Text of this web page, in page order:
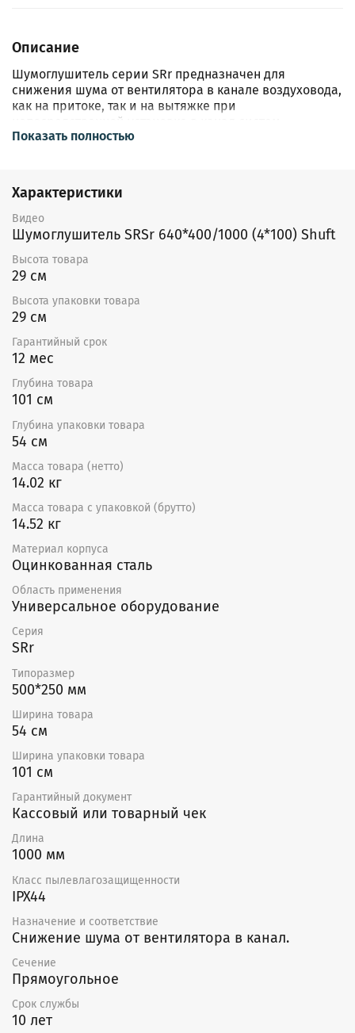
Описание
Шумоглушитель cерии SRr предназначен для
снижения шума от вентилятора в канале воздуховода,
как на притоке, так и на вытяжке при
непосредственной установке в канал систем
вентиляции и кондиционирования.
рабочая температура воздуха составляет
60°С, максимальная допустимая скорость 10 м/с.
Шумоглушитель изготавливается из оцинкованной
стали с поглощающим материалом из минерального
волокна. Для достижения максимальной
эффективности шумоглушения рекомендуется
участок длинной не менее 1,5 м.
Гарантия — 12 месяцев
Показать полностью
Характеристики
Видео
Шумоглушитель SRSr 640*400/1000 (4*100) Shuft
Высота товара
29 см
Высота упаковки товара
29 см
Гарантийный срок
12 мес
Глубина товара
101 см
Глубина упаковки товара
54 см
Масса товара (нетто)
14.02 кг
Масса товара с упаковкой (брутто)
14.52 кг
Материал корпуса
Оцинкованная сталь
Область применения
Универсальное оборудование
Серия
SRr
Типоразмер
500*250 мм
Ширина товара
54 см
Ширина упаковки товара
101 см
Гарантийный документ
Кассовый или товарный чек
Длина
1000 мм
Класс пылевлагозащищенности
IPX44
Назначение и соответствие
Снижение шума от вентилятора в канал.
Сечение
Прямоугольное
Срок службы
10 лет